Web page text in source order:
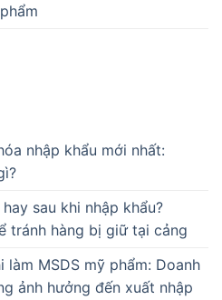
nhập khẩu mới nhất:
sau khi nhập khẩu?
tránh hàng bị giữ tại cảng
MSDS mỹ phẩm: Doanh
ảnh hưởng đến xuất nhập